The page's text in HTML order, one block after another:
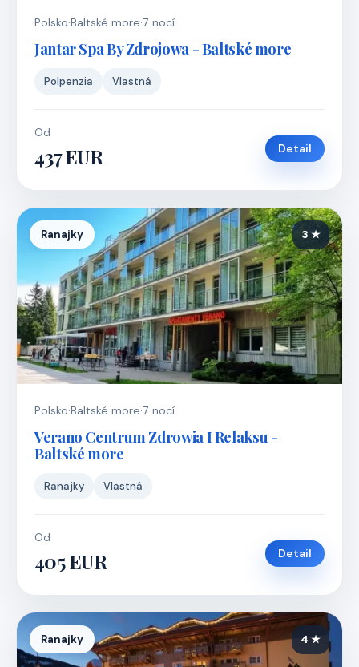
Polsko·Baltské more·7 nocí
Jantar Spa By Zdrojowa - Baltské more
Polpenzia Vlastná
Od
437 EUR Detail
Ranajky 3 ★
Polsko·Baltské more·7 nocí
Verano Centrum Zdrowia I Relaksu -
Baltské more
Ranajky Vlastná
Od
405 EUR Detail
Ranajky 4 ★